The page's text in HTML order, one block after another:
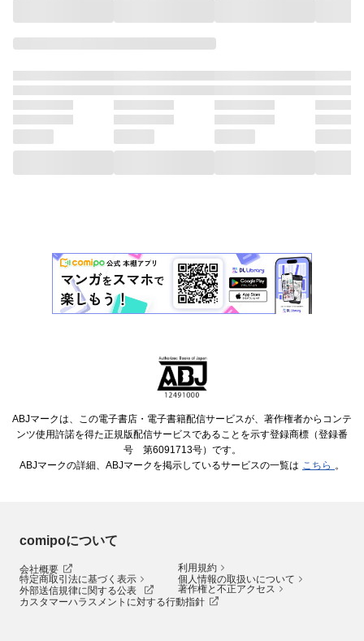
ABJマークは、この電子書店・電子書籍配信サービスが、著作権者からコンテ
ンツ使用許諾を得た正規版配信サービスであることを示す登録商標（登録番
号 第6091713号）です。
ABJマークの詳細、ABJマークを掲示しているサービスの一覧は こちら 。
comipoについて
会社概要
利用規約
特定商取引法に基づく表示
個人情報の取扱いについて
外部送信規律に関する公表
著作権と不正アクセス
カスタマーハラスメントに対する行動指針